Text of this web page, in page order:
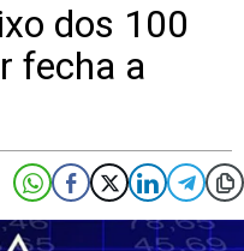
dos 100
fecha a